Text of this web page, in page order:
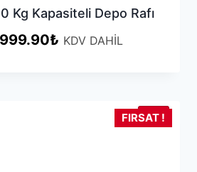
Kg Kapasiteli Depo Rafı
₺Şu
8,999.90₺.
KDV DAHİL
YENİ
FIRSAT !